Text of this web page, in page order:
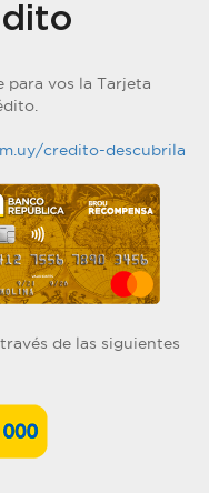
para vos la Tarjeta
credito-descubrila
de las siguientes